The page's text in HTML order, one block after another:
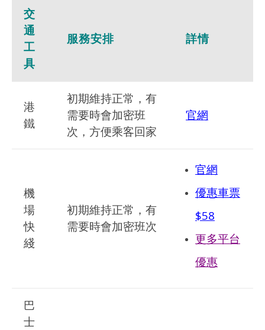
交
通
工
具
服務安排 詳情
港
鐵
初期維持正常，有
需要時會加密班
次，方便乘客回家
官網
機
場
快
綫
初期維持正常，有
需要時會加密班次
官網
優惠車票
$58
更多平台
優惠
巴
士